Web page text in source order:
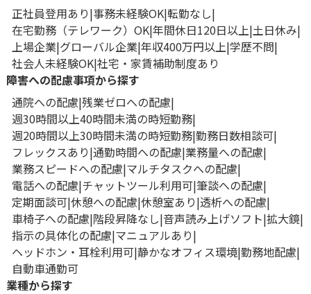
正社員登用あり 事務未経験OK 転勤なし
在宅勤務（テレワーク）OK 年間休日120日以上 土日休み
上場企業 グローバル企業 年収400万円以上 学歴不問
社会人未経験OK 社宅・家賃補助制度あり
障害への配慮事項から探す
通院への配慮 残業ゼロへの配慮
週30時間以上40時間未満の時短勤務
週20時間以上30時間未満の時短勤務 勤務日数相談可
フレックスあり 通勤時間への配慮 業務量への配慮
業務スピードへの配慮 マルチタスクへの配慮
電話への配慮 チャットツール利用可 筆談への配慮
定期面談可 休憩への配慮 休憩室あり 透析への配慮
車椅子への配慮 階段昇降なし 音声読み上げソフト 拡大鏡
指示の具体化の配慮 マニュアルあり
ヘッドホン・耳栓利用可 静かなオフィス環境 勤務地配慮
自動車通勤可
業種から探す